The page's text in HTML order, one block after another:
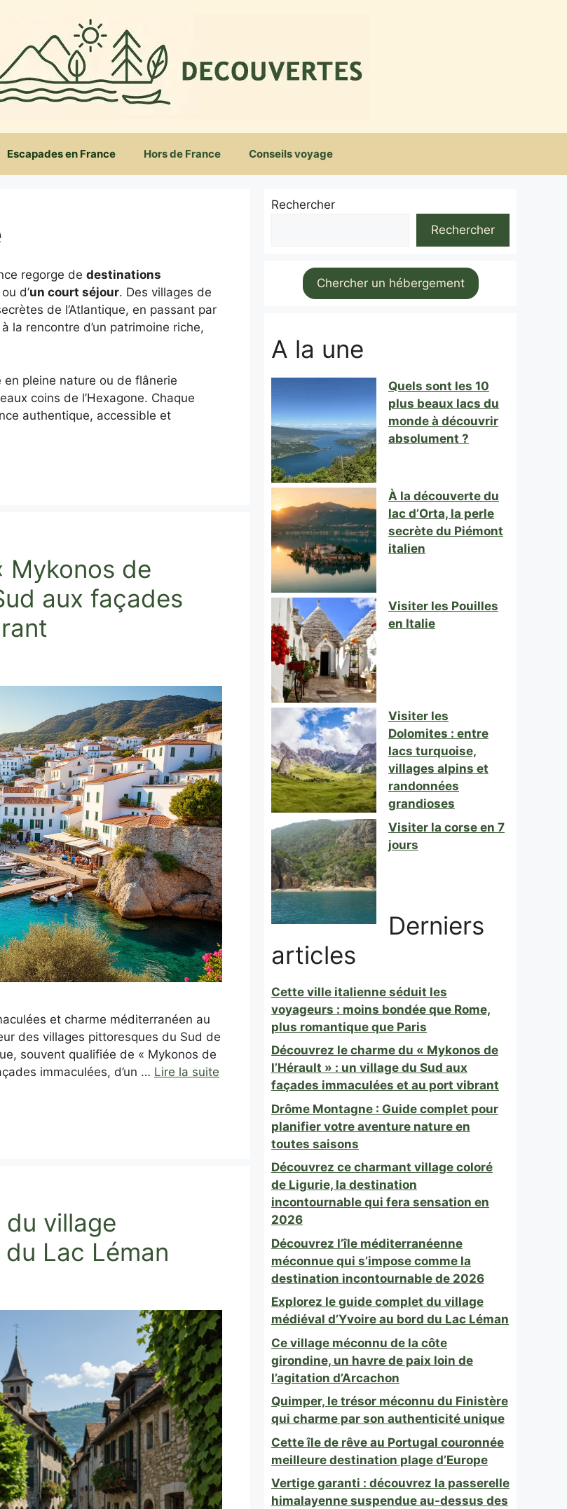
Escapades en France Hors de France Conseils voyage
regorge de destinations
ou d’un court séjour. Des villages de
de l’Atlantique, en passant par
la rencontre d’un patrimoine riche,
en pleine nature ou de flânerie
coins de l’Hexagone. Chaque
authentique, accessible et
Mykonos de
aux façades
et charme méditerranéen au
des villages pittoresques du Sud de
souvent qualifiée de « Mykonos de
immaculées, d’un … Lire la suite
village
Lac Léman
Rechercher
Rechercher
Chercher un hébergement
A la une
Quels sont les 10
plus beaux lacs du
monde à découvrir
absolument ?
À la découverte du
lac d’Orta, la perle
secrète du Piémont
italien
Visiter les Pouilles
en Italie
Visiter les
Dolomites : entre
lacs turquoise,
villages alpins et
randonnées
grandioses
Visiter la corse en 7
jours
Derniers
articles
Cette ville italienne séduit les
voyageurs : moins bondée que Rome,
plus romantique que Paris
Découvrez le charme du « Mykonos de
l’Hérault » : un village du Sud aux
façades immaculées et au port vibrant
Drôme Montagne : Guide complet pour
planifier votre aventure nature en
toutes saisons
Découvrez ce charmant village coloré
de Ligurie, la destination
incontournable qui fera sensation en
2026
Découvrez l’île méditerranéenne
méconnue qui s’impose comme la
destination incontournable de 2026
Explorez le guide complet du village
médiéval d’Yvoire au bord du Lac Léman
Ce village méconnu de la côte
girondine, un havre de paix loin de
l’agitation d’Arcachon
Quimper, le trésor méconnu du Finistère
qui charme par son authenticité unique
Cette île de rêve au Portugal couronnée
meilleure destination plage d’Europe
Vertige garanti : découvrez la passerelle
himalayenne suspendue au-dessus des